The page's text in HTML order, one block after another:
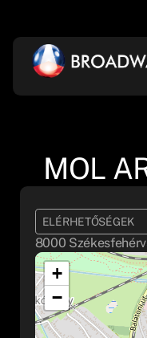
MOL
ELÉRHETŐSÉGEK
8000
+
−